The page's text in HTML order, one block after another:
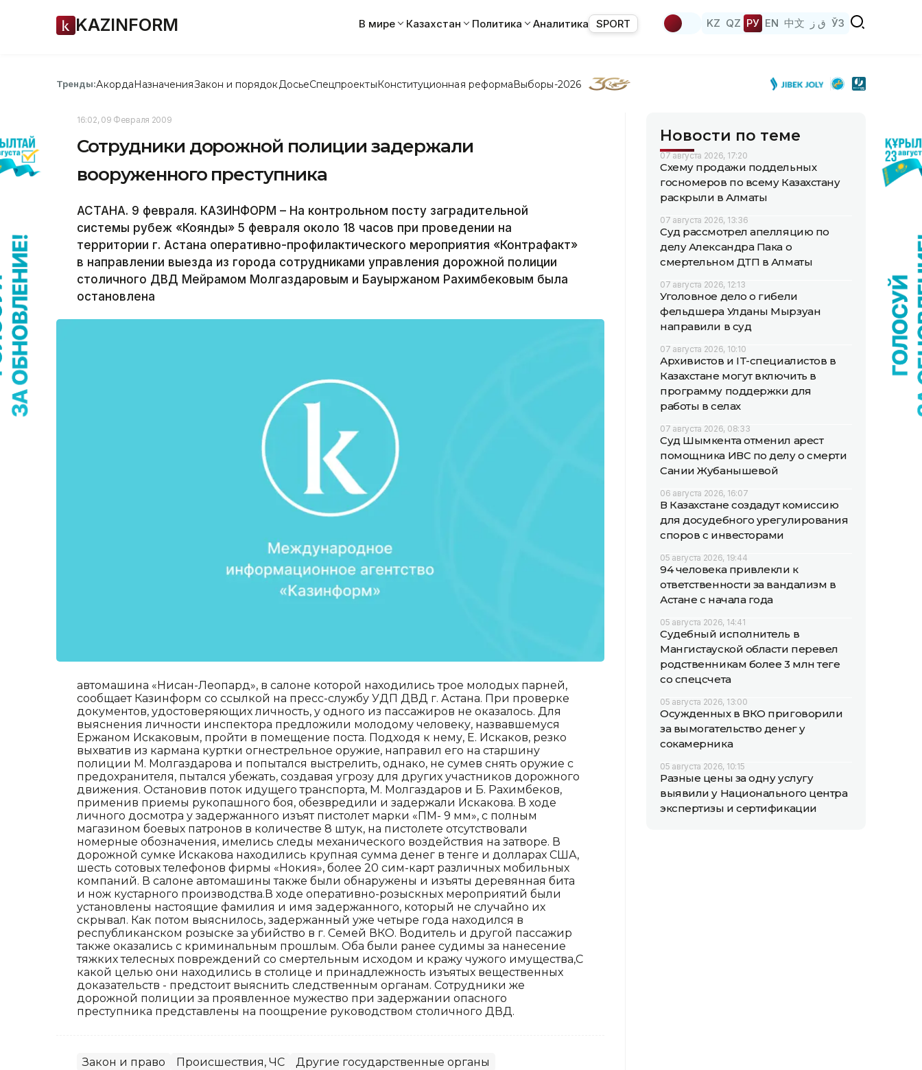
KAZINFORM В мире Казахстан Политика Аналитика SPORT KZ QZ РУ EN 中文 ق ز ЎЗ
Тренды:АкордаНазначенияЗакон и порядок ДосьеСпецпроектыКонституционная реформаВыборы-2026
16:02, 09 Февраля 2009
Сотрудники дорожной полиции задержали
вооруженного преступника
АСТАНА. 9 февраля. КАЗИНФОРМ – На контрольном посту заградительной
системы рубеж «Коянды» 5 февраля около 18 часов при проведении на
территории г. Астана оперативно-профилактического мероприятия «Контрафакт»
в направлении выезда из города сотрудниками управления дорожной полиции
столичного ДВД Мейрамом Молгаздаровым и Бауыржаном Рахимбековым была
остановлена
автомашина «Нисан-Леопард», в салоне которой находились трое молодых парней,
сообщает Казинформ со ссылкой на пресс-службу УДП ДВД г. Астана. При проверке
документов, удостоверяющих личность, у одного из пассажиров не оказалось. Для
выяснения личности инспектора предложили молодому человеку, назвавшемуся
Ержаном Искаковым, пройти в помещение поста. Подходя к нему, Е. Искаков, резко
выхватив из кармана куртки огнестрельное оружие, направил его на старшину
полиции М. Молгаздарова и попытался выстрелить, однако, не сумев снять оружие с
предохранителя, пытался убежать, создавая угрозу для других участников дорожного
движения. Остановив поток идущего транспорта, М. Молгаздаров и Б. Рахимбеков,
применив приемы рукопашного боя, обезвредили и задержали Искакова. В ходе
личного досмотра у задержанного изъят пистолет марки «ПМ- 9 мм», с полным
магазином боевых патронов в количестве 8 штук, на пистолете отсутствовали
номерные обозначения, имелись следы механического воздействия на затворе. В
дорожной сумке Искакова находились крупная сумма денег в тенге и долларах США,
шесть сотовых телефонов фирмы «Нокия», более 20 сим-карт различных мобильных
компаний. В салоне автомашины также были обнаружены и изъяты деревянная бита
и нож кустарного производства.В ходе оперативно-розыскных мероприятий были
установлены настоящие фамилия и имя задержанного, который не случайно их
скрывал. Как потом выяснилось, задержанный уже четыре года находился в
республиканском розыске за убийство в г. Семей ВКО. Водитель и другой пассажир
также оказались с криминальным прошлым. Оба были ранее судимы за нанесение
тяжких телесных повреждений со смертельным исходом и кражу чужого имущества,С
какой целью они находились в столице и принадлежность изъятых вещественных
доказательств - предстоит выяснить следственным органам. Сотрудники же
дорожной полиции за проявленное мужество при задержании опасного
преступника представлены на поощрение руководством столичного ДВД.
Закон и право Происшествия, ЧС Другие государственные органы
Новости по теме
07 августа 2026, 17:20
Схему продажи поддельных
госномеров по всему Казахстану
раскрыли в Алматы
07 августа 2026, 13:36
Суд рассмотрел апелляцию по
делу Александра Пака о
смертельном ДТП в Алматы
07 августа 2026, 12:13
Уголовное дело о гибели
фельдшера Улданы Мырзуан
направили в суд
07 августа 2026, 10:10
Архивистов и IT-специалистов в
Казахстане могут включить в
программу поддержки для
работы в селах
07 августа 2026, 08:33
Суд Шымкента отменил арест
помощника ИВС по делу о смерти
Сании Жубанышевой
06 августа 2026, 16:07
В Казахстане создадут комиссию
для досудебного урегулирования
споров с инвесторами
05 августа 2026, 19:44
94 человека привлекли к
ответственности за вандализм в
Астане с начала года
05 августа 2026, 14:41
Судебный исполнитель в
Мангистауской области перевел
родственникам более 3 млн теңге
со спецсчета
05 августа 2026, 13:00
Осужденных в ВКО приговорили
за вымогательство денег у
сокамерника
05 августа 2026, 10:15
Разные цены за одну услугу
выявили у Национального центра
экспертизы и сертификации